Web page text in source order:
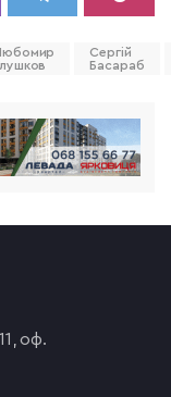
Сергій
Басараб
оф.